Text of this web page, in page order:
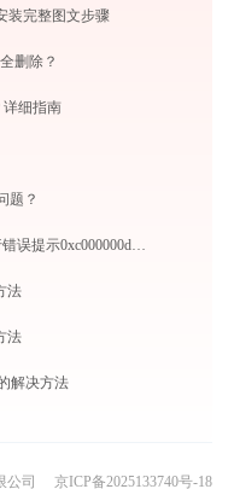
装完整图文步骤
删除？
详细指南
题？
税控发票开票 MainExecuteS.exe运行错误提示0xc000000d的解决办法
法
法
解决方法
公司 京ICP备2025133740号-18